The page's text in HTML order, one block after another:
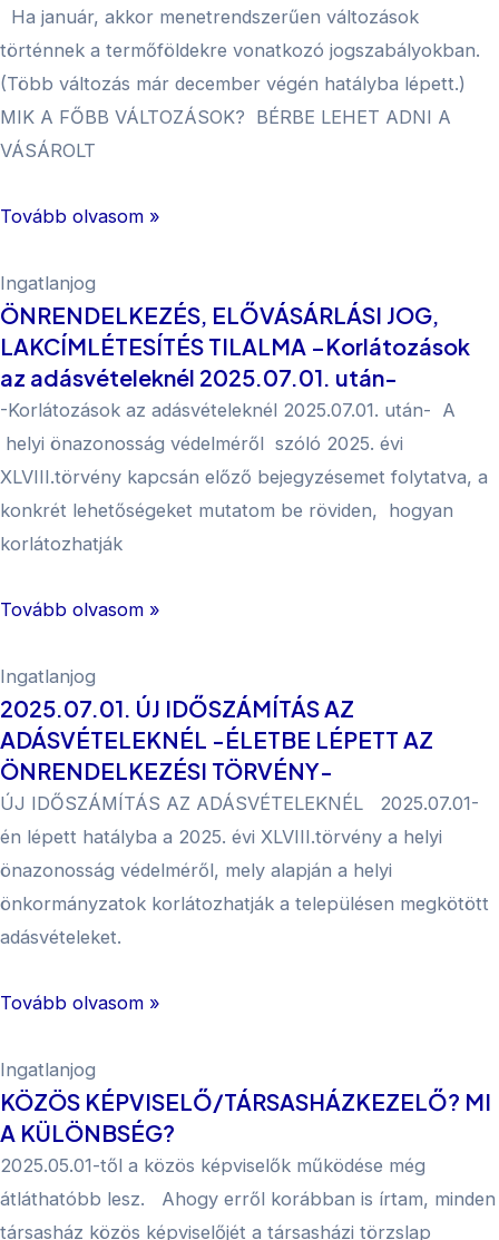
Ha január, akkor menetrendszerűen változások
történnek a termőföldekre vonatkozó jogszabályokban.
(Több változás már december végén hatályba lépett.)
MIK A FŐBB VÁLTOZÁSOK? BÉRBE LEHET ADNI A
VÁSÁROLT
Tovább olvasom »
Ingatlanjog
ÖNRENDELKEZÉS, ELŐVÁSÁRLÁSI JOG,
LAKCÍMLÉTESÍTÉS TILALMA –Korlátozások
az adásvételeknél 2025.07.01. után-
-Korlátozások az adásvételeknél 2025.07.01. után- A
helyi önazonosság védelméről szóló 2025. évi
XLVIII.törvény kapcsán előző bejegyzésemet folytatva, a
konkrét lehetőségeket mutatom be röviden, hogyan
korlátozhatják
Tovább olvasom »
Ingatlanjog
2025.07.01. ÚJ IDŐSZÁMÍTÁS AZ
ADÁSVÉTELEKNÉL -ÉLETBE LÉPETT AZ
ÖNRENDELKEZÉSI TÖRVÉNY-
ÚJ IDŐSZÁMÍTÁS AZ ADÁSVÉTELEKNÉL 2025.07.01-
én lépett hatályba a 2025. évi XLVIII.törvény a helyi
önazonosság védelméről, mely alapján a helyi
önkormányzatok korlátozhatják a településen megkötött
adásvételeket.
Tovább olvasom »
Ingatlanjog
KÖZÖS KÉPVISELŐ/TÁRSASHÁZKEZELŐ? MI
A KÜLÖNBSÉG?
2025.05.01-től a közös képviselők működése még
átláthatóbb lesz. Ahogy erről korábban is írtam, minden
társasház közös képviselőjét a társasházi törzslap